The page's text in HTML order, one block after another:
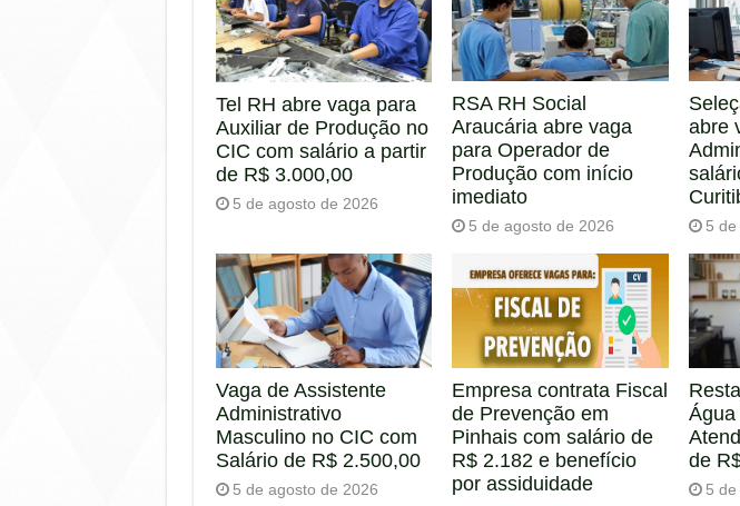
Tel RH abre vaga para
Auxiliar de Produção no
CIC com salário a partir
de R$ 3.000,00
5 de agosto de 2026
RSA RH Social
Araucária abre vaga
para Operador de
Produção com início
imediato
5 de agosto de 2026
abre
5
Vaga de Assistente
Administrativo
Masculino no CIC com
Salário de R$ 2.500,00
5 de agosto de 2026
Empresa contrata Fiscal
de Prevenção em
Pinhais com salário de
R$ 2.182 e benefício
por assiduidade
Água
de
5